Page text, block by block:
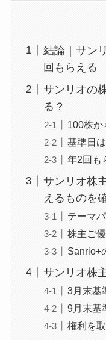
結論｜サン
回もらえる
サンリオの
る？
100株か
基準日
年2回も
サンリオ株
えるものを
テーマ
株主ご
Sanrio+
サンリオ株
3月末基
9月末基
権利を